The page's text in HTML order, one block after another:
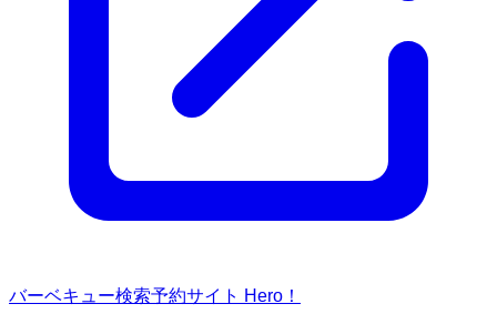
バーベキュー検索予約サイト Hero！